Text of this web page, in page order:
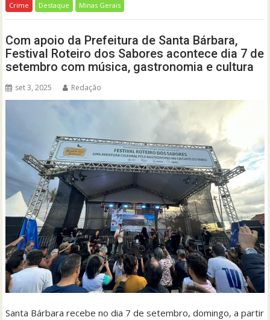
Crime Destaque Minas Gerais
Com apoio da Prefeitura de Santa Bárbara,
Festival Roteiro dos Sabores acontece dia 7 de
setembro com música, gastronomia e cultura
set 3, 2025 Redação
Santa Bárbara recebe no dia 7 de setembro, domingo, a partir